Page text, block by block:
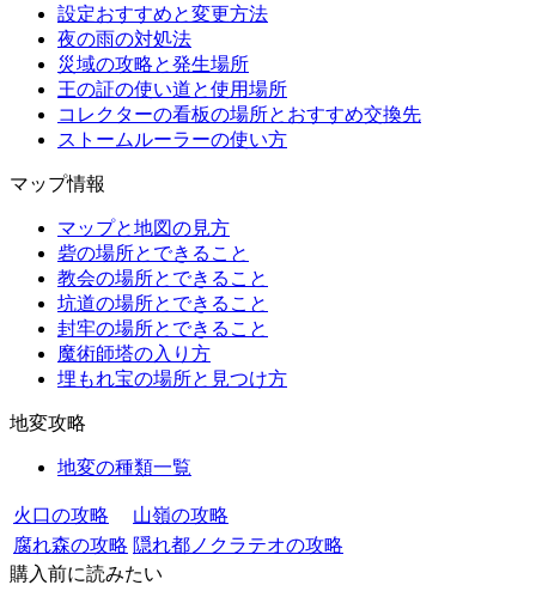
設定おすすめと変更方法
夜の雨の対処法
災域の攻略と発生場所
王の証の使い道と使用場所
コレクターの看板の場所とおすすめ交換先
ストームルーラーの使い方
マップ情報
マップと地図の見方
砦の場所とできること
教会の場所とできること
坑道の場所とできること
封牢の場所とできること
魔術師塔の入り方
埋もれ宝の場所と見つけ方
地変攻略
地変の種類一覧
火口の攻略
山嶺の攻略
腐れ森の攻略 隠れ都ノクラテオの攻略
購入前に読みたい